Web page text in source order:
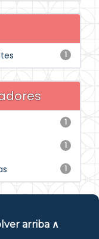
1
1
1
1
arriba ∧